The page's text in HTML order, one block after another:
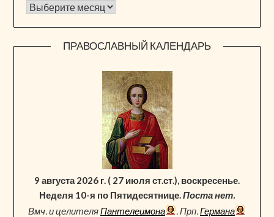
Архив новостей
ПРАВОСЛАВНЫЙ КАЛЕНДАРЬ
9 августа 2026 г. ( 27 июля ст.ст.), воскресенье.
Неделя 10-я по Пятидесятнице.Поста нет.
Вмч. и целителяПантелеимона . Прп.Германа